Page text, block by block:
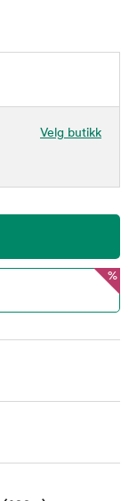
Velg butikk
%